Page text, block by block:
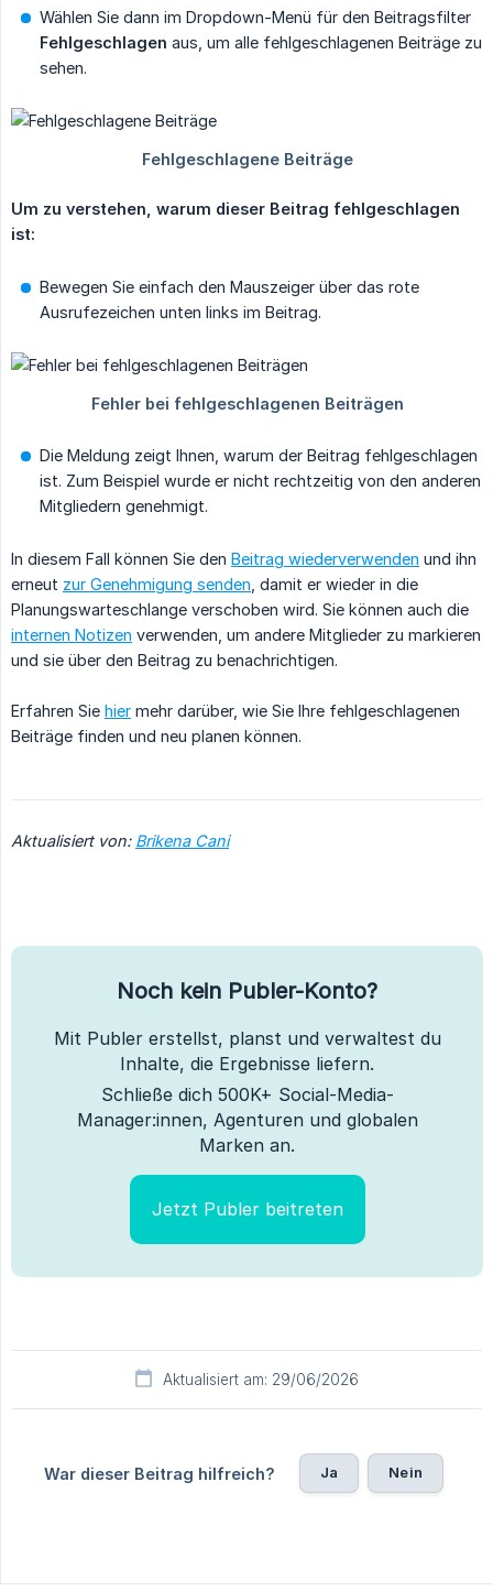
Wählen Sie dann im Dropdown-Menü für den Beitragsfilter
Fehlgeschlagen aus, um alle fehlgeschlagenen Beiträge zu
sehen.
Um zu verstehen, warum dieser Beitrag fehlgeschlagen
ist:
Bewegen Sie einfach den Mauszeiger über das rote
Ausrufezeichen unten links im Beitrag.
Die Meldung zeigt Ihnen, warum der Beitrag fehlgeschlagen
ist. Zum Beispiel wurde er nicht rechtzeitig von den anderen
Mitgliedern genehmigt.
In diesem Fall können Sie den Beitrag wiederverwenden und ihn
erneut zur Genehmigung senden , damit er wieder in die
Planungswarteschlange verschoben wird. Sie können auch die
internen Notizen verwenden, um andere Mitglieder zu markieren
und sie über den Beitrag zu benachrichtigen.
Erfahren Sie hier mehr darüber, wie Sie Ihre fehlgeschlagenen
Beiträge finden und neu planen können.
Aktualisiert von: Brikena Cani
Noch kein Publer-Konto?
Mit Publer erstellst, planst und verwaltest du
Inhalte, die Ergebnisse liefern.
Schließe dich 500K+ Social-Media-
Manager:innen, Agenturen und globalen
Marken an.
Jetzt Publer beitreten
Aktualisiert am: 29/06/2026
War dieser Beitrag hilfreich? Ja Nein